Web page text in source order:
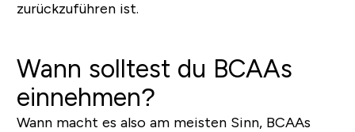
zurückzuführen ist.
Wann solltest du BCAAs
einnehmen?
Wann macht es also am meisten Sinn, BCAAs